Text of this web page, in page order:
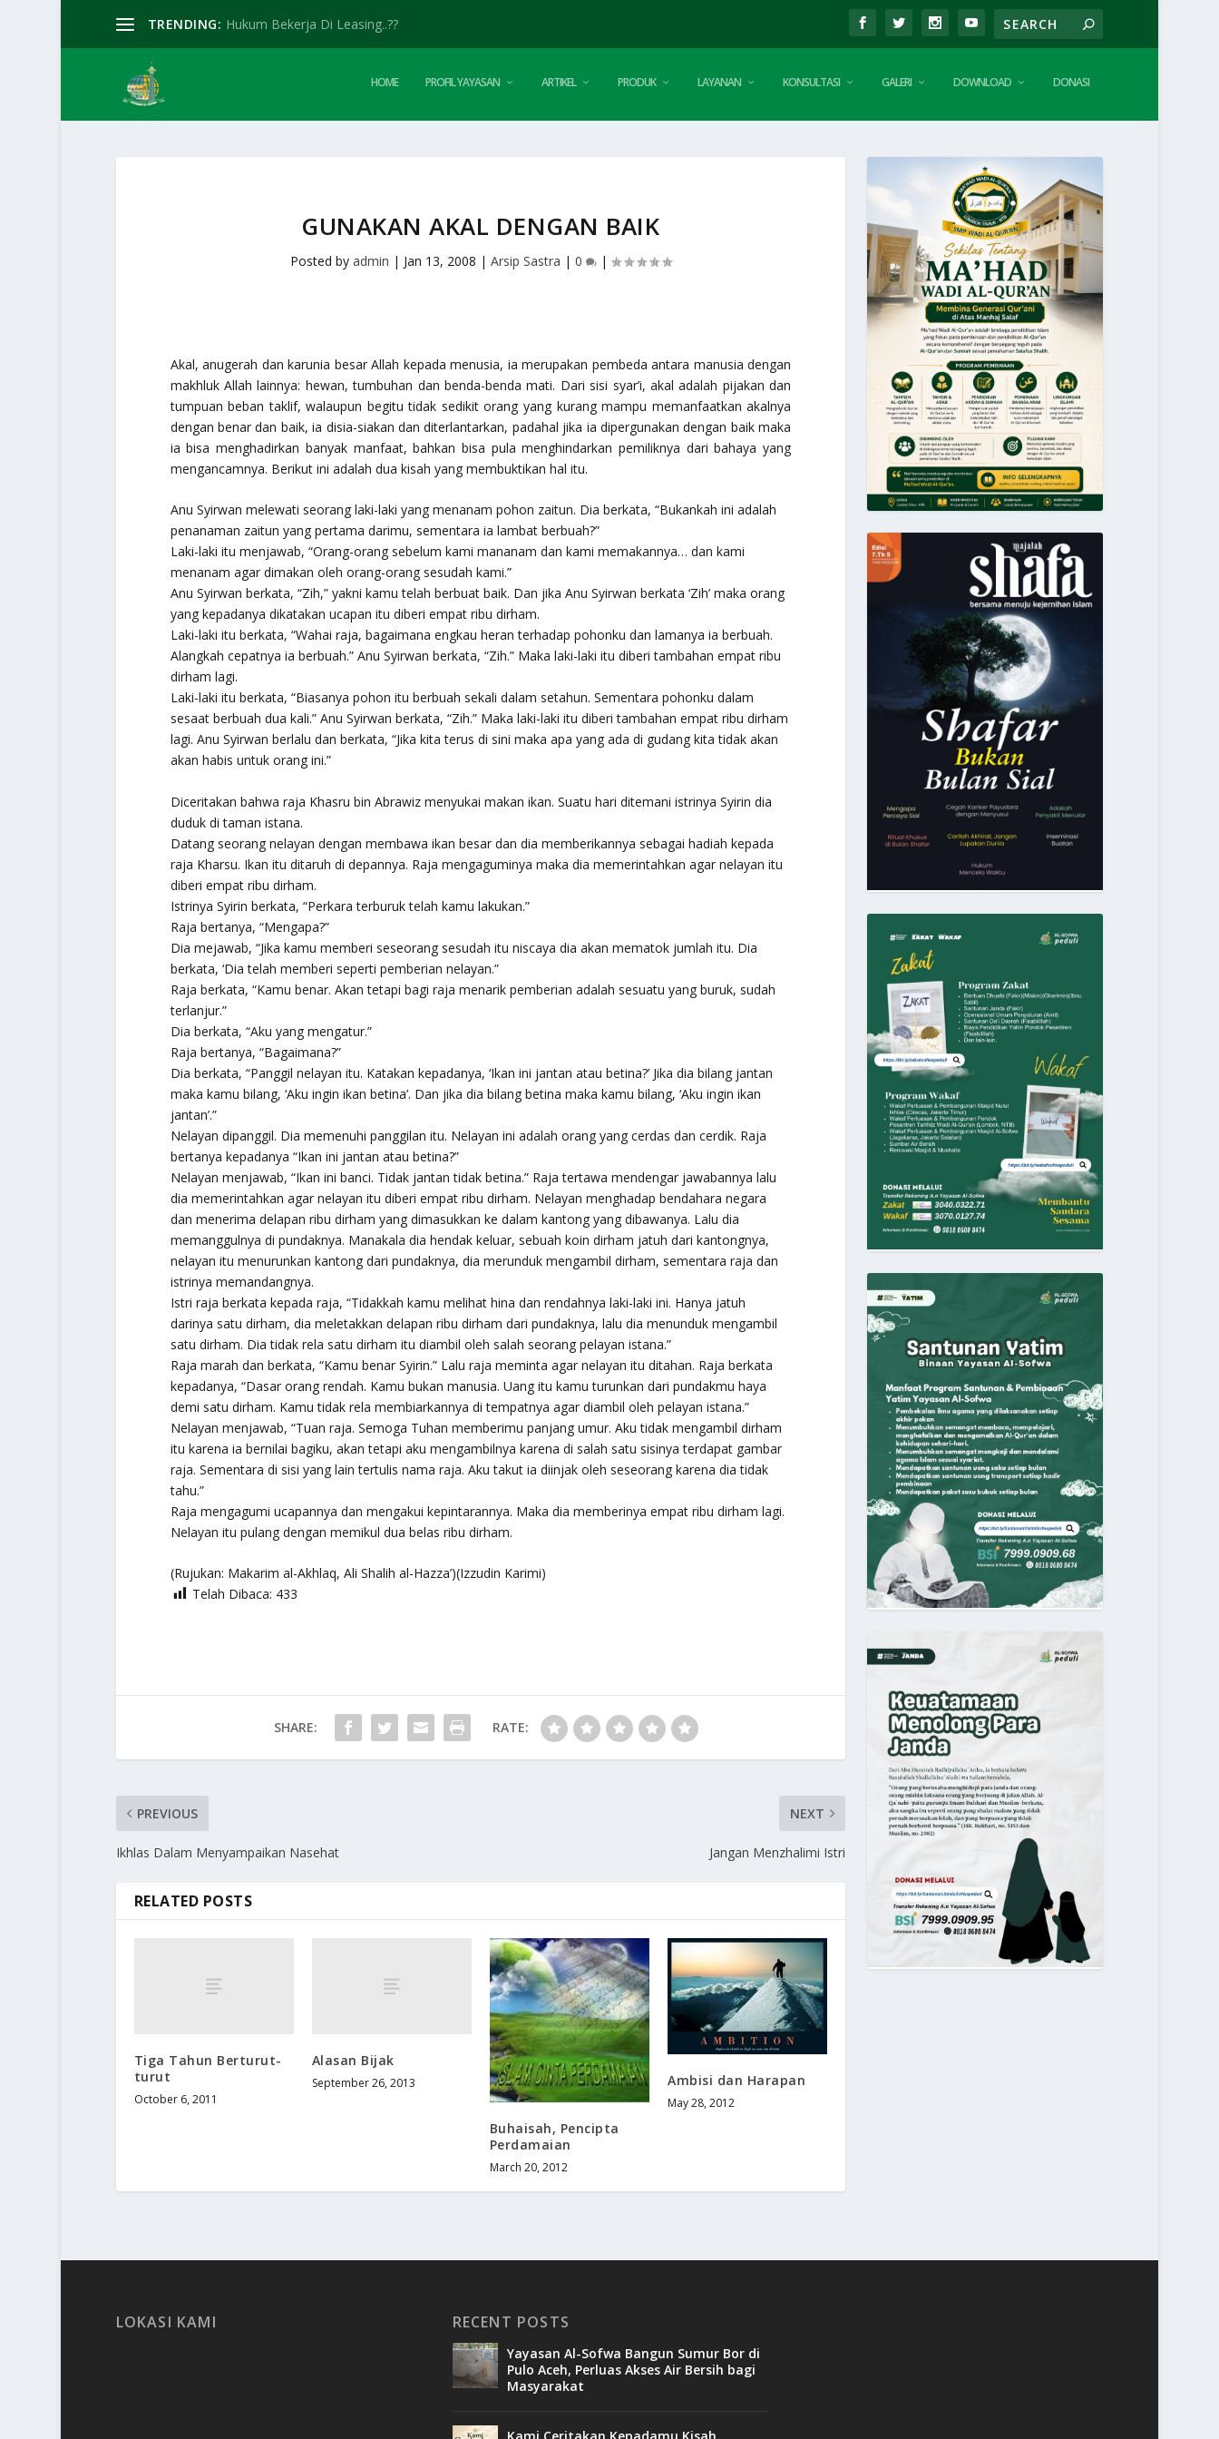
TRENDING: Hukum Bekerja Di Leasing..??
HOME PROFIL YAYASAN ARTIKEL PRODUK LAYANAN KONSULTASI GALERI DOWNLOAD DONASI
GUNAKAN AKAL DENGAN BAIK
Posted by admin | Jan 13, 2008 | Arsip Sastra | 0 |
Akal, anugerah dan karunia besar Allah kepada menusia, ia merupakan pembeda antara manusia dengan
makhluk Allah lainnya: hewan, tumbuhan dan benda-benda mati. Dari sisi syar’i, akal adalah pijakan dan
tumpuan beban taklif, walaupun begitu tidak sedikit orang yang kurang mampu memanfaatkan akalnya
dengan benar dan baik, ia disia-siakan dan diterlantarkan, padahal jika ia dipergunakan dengan baik maka
ia bisa menghadirkan banyak manfaat, bahkan bisa pula menghindarkan pemiliknya dari bahaya yang
mengancamnya. Berikut ini adalah dua kisah yang membuktikan hal itu.
Anu Syirwan melewati seorang laki-laki yang menanam pohon zaitun. Dia berkata, “Bukankah ini adalah
penanaman zaitun yang pertama darimu, sementara ia lambat berbuah?”
Laki-laki itu menjawab, “Orang-orang sebelum kami mananam dan kami memakannya… dan kami
menanam agar dimakan oleh orang-orang sesudah kami.”
Anu Syirwan berkata, “Zih,” yakni kamu telah berbuat baik. Dan jika Anu Syirwan berkata ‘Zih’ maka orang
yang kepadanya dikatakan ucapan itu diberi empat ribu dirham.
Laki-laki itu berkata, “Wahai raja, bagaimana engkau heran terhadap pohonku dan lamanya ia berbuah.
Alangkah cepatnya ia berbuah.” Anu Syirwan berkata, “Zih.” Maka laki-laki itu diberi tambahan empat ribu
dirham lagi.
Laki-laki itu berkata, “Biasanya pohon itu berbuah sekali dalam setahun. Sementara pohonku dalam
sesaat berbuah dua kali.” Anu Syirwan berkata, “Zih.” Maka laki-laki itu diberi tambahan empat ribu dirham
lagi. Anu Syirwan berlalu dan berkata, “Jika kita terus di sini maka apa yang ada di gudang kita tidak akan
akan habis untuk orang ini.”
Diceritakan bahwa raja Khasru bin Abrawiz menyukai makan ikan. Suatu hari ditemani istrinya Syirin dia
duduk di taman istana.
Datang seorang nelayan dengan membawa ikan besar dan dia memberikannya sebagai hadiah kepada
raja Kharsu. Ikan itu ditaruh di depannya. Raja mengaguminya maka dia memerintahkan agar nelayan itu
diberi empat ribu dirham.
Istrinya Syirin berkata, “Perkara terburuk telah kamu lakukan.”
Raja bertanya, “Mengapa?”
Dia mejawab, “Jika kamu memberi seseorang sesudah itu niscaya dia akan mematok jumlah itu. Dia
berkata, ‘Dia telah memberi seperti pemberian nelayan.”
Raja berkata, “Kamu benar. Akan tetapi bagi raja menarik pemberian adalah sesuatu yang buruk, sudah
terlanjur.”
Dia berkata, “Aku yang mengatur.”
Raja bertanya, “Bagaimana?”
Dia berkata, “Panggil nelayan itu. Katakan kepadanya, ‘Ikan ini jantan atau betina?’ Jika dia bilang jantan
maka kamu bilang, ‘Aku ingin ikan betina’. Dan jika dia bilang betina maka kamu bilang, ‘Aku ingin ikan
jantan’.”
Nelayan dipanggil. Dia memenuhi panggilan itu. Nelayan ini adalah orang yang cerdas dan cerdik. Raja
bertanya kepadanya “Ikan ini jantan atau betina?”
Nelayan menjawab, “Ikan ini banci. Tidak jantan tidak betina.” Raja tertawa mendengar jawabannya lalu
dia memerintahkan agar nelayan itu diberi empat ribu dirham. Nelayan menghadap bendahara negara
dan menerima delapan ribu dirham yang dimasukkan ke dalam kantong yang dibawanya. Lalu dia
memanggulnya di pundaknya. Manakala dia hendak keluar, sebuah koin dirham jatuh dari kantongnya,
nelayan itu menurunkan kantong dari pundaknya, dia merunduk mengambil dirham, sementara raja dan
istrinya memandangnya.
Istri raja berkata kepada raja, “Tidakkah kamu melihat hina dan rendahnya laki-laki ini. Hanya jatuh
darinya satu dirham, dia meletakkan delapan ribu dirham dari pundaknya, lalu dia menunduk mengambil
satu dirham. Dia tidak rela satu dirham itu diambil oleh salah seorang pelayan istana.”
Raja marah dan berkata, “Kamu benar Syirin.” Lalu raja meminta agar nelayan itu ditahan. Raja berkata
kepadanya, “Dasar orang rendah. Kamu bukan manusia. Uang itu kamu turunkan dari pundakmu haya
demi satu dirham. Kamu tidak rela membiarkannya di tempatnya agar diambil oleh pelayan istana.”
Nelayan menjawab, “Tuan raja. Semoga Tuhan memberimu panjang umur. Aku tidak mengambil dirham
itu karena ia bernilai bagiku, akan tetapi aku mengambilnya karena di salah satu sisinya terdapat gambar
raja. Sementara di sisi yang lain tertulis nama raja. Aku takut ia diinjak oleh seseorang karena dia tidak
tahu.”
Raja mengagumi ucapannya dan mengakui kepintarannya. Maka dia memberinya empat ribu dirham lagi.
Nelayan itu pulang dengan memikul dua belas ribu dirham.
(Rujukan: Makarim al-Akhlaq, Ali Shalih al-Hazza’)(Izzudin Karimi)
Telah Dibaca: 433
SHARE: RATE:
PREVIOUS
Ikhlas Dalam Menyampaikan Nasehat
NEXT
Jangan Menzhalimi Istri
RELATED POSTS
Tiga Tahun Berturut-
turut
October 6, 2011
Alasan Bijak
September 26, 2013
Buhaisah, Pencipta
Perdamaian
March 20, 2012
Ambisi dan Harapan
May 28, 2012
LOKASI KAMI RECENT POSTS
Yayasan Al-Sofwa Bangun Sumur Bor di
Pulo Aceh, Perluas Akses Air Bersih bagi
Masyarakat